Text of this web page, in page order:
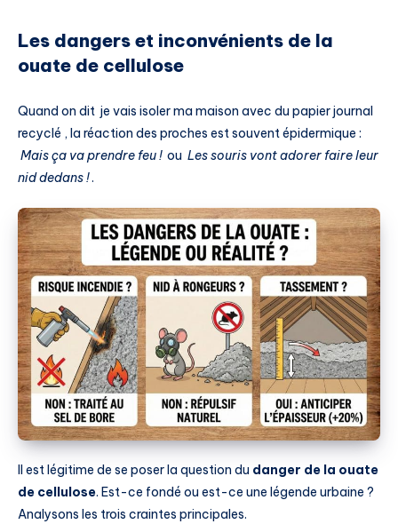
Les dangers et inconvénients de la
ouate de cellulose
Quand on dit je vais isoler ma maison avec du papier journal
recyclé , la réaction des proches est souvent épidermique :
Mais ça va prendre feu ! ou Les souris vont adorer faire leur
nid dedans !.
Il est légitime de se poser la question du danger de la ouate
de cellulose. Est-ce fondé ou est-ce une légende urbaine ?
Analysons les trois craintes principales.